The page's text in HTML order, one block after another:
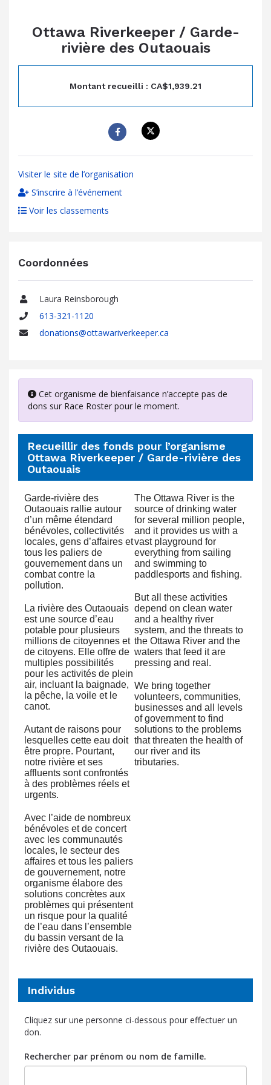
Ottawa Riverkeeper / Garde-
rivière des Outaouais
Montant recueilli : CA$1,939.21
Visiter le site de l’organisation
S’inscrire à l’événement
Voir les classements
Coordonnées
Nom
Laura Reinsborough
Téléphone
613-321-1120
donations@ottawariverkeeper.ca
Cet organisme de bienfaisance n’accepte pas de
dons sur Race Roster pour le moment.
Recueillir des fonds pour l’organisme
Ottawa Riverkeeper / Garde-rivière des
Outaouais
Garde-rivière des
Outaouais rallie autour
d’un même étendard
bénévoles, collectivités
locales, gens d’affaires et
tous les paliers de
gouvernement dans un
combat contre la
pollution.
La rivière des Outaouais
est une source d’eau
potable pour plusieurs
millions de citoyennes et
de citoyens. Elle offre de
multiples possibilités
pour les activités de plein
air, incluant la baignade,
la pêche, la voile et le
canot.
Autant de raisons pour
lesquelles cette eau doit
être propre. Pourtant,
notre rivière et ses
affluents sont confrontés
à des problèmes réels et
urgents.
Avec l’aide de nombreux
bénévoles et de concert
avec les communautés
locales, le secteur des
affaires et tous les paliers
de gouvernement, notre
organisme élabore des
solutions concrètes aux
problèmes qui présentent
un risque pour la qualité
de l’eau dans l’ensemble
du bassin versant de la
rivière des Outaouais.
The Ottawa River is the
source of drinking water
for several million people,
and it provides us with a
vast playground for
everything from sailing
and swimming to
paddlesports and fishing.
But all these activities
depend on clean water
and a healthy river
system, and the threats to
the Ottawa River and the
waters that feed it are
pressing and real.
We bring together
volunteers, communities,
businesses and all levels
of government to find
solutions to the problems
that threaten the health of
our river and its
tributaries.
Individus
Cliquez sur une personne ci-dessous pour effectuer un
don.
Rechercher par prénom ou nom de famille.